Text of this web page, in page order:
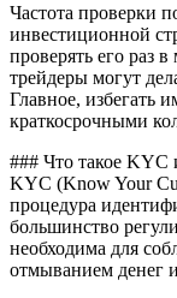
Частота проверки
инвестиционной
проверять его раз
трейдеры могут
Главное, избегать
краткосрочными
### Что такое KYC
KYC (Know Your
процедура
большинство
необходима для
отмыванием денег